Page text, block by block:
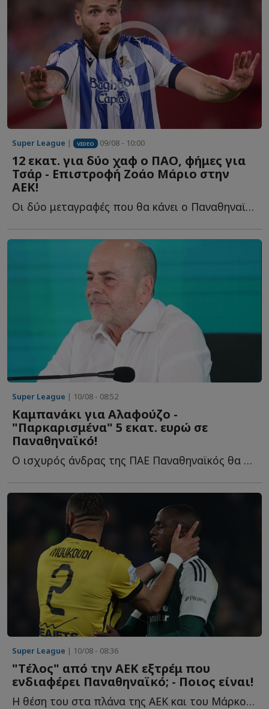
Super League | VIDEO 09/08 - 10:00
12 εκατ. για δύο χαφ ο ΠΑΟ, φήμες για
Τσάρ - Επιστροφή Ζοάο Μάριο στην
ΑΕΚ!
Οι δύο μεταγραφές που θα κάνει ο Παναθηναϊκός στη μεσαία γ...
Super League | 10/08 - 08:52
Καμπανάκι για Αλαφούζο -
"Παρκαρισμένα" 5 εκατ. ευρώ σε
Παναθηναϊκό!
Ο ισχυρός άνδρας της ΠΑΕ Παναθηναϊκός θα πρέπει να β...
Super League | 10/08 - 08:36
"Tέλος" από την ΑΕΚ εξτρέμ που
ενδιαφέρει Παναθηναϊκό; - Ποιος είναι!
Η θέση του στα πλάνα της ΑΕΚ και του Μάρκο Νίκολιτς δ...